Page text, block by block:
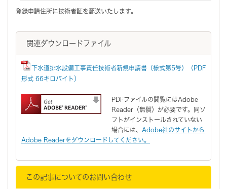
登録申請住所に技術者証を郵送いたします。
関連ダウンロードファイル
下水道排水設備工事責任技術者新規申請書（様式第5号）（PDF
形式 66キロバイト）
PDFファイルの閲覧にはAdobe
Reader（無償）が必要です。同ソ
フトがインストールされていない
場合には、 Adobe社のサイトから
Adobe Readerをダウンロードしてください。
この記事についてのお問い合わせ